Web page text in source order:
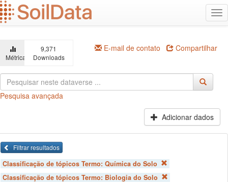
Ir
para
o
principal
Métricas
9,371
Downloads
E-mail de contato Compartilhar
Pesquisa avançada
Adicionar dados
Filtrar resultados
Classificação de tópicos Termo: Química do Solo
Classificação de tópicos Termo: Biologia do Solo